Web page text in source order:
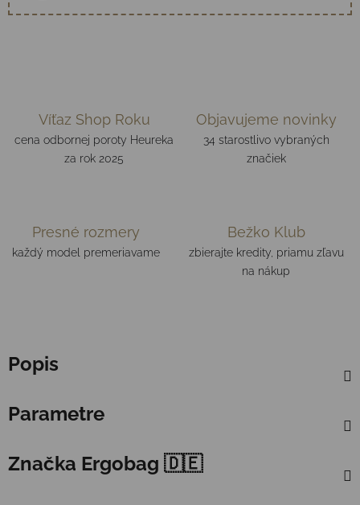
Víťaz Shop Roku
cena odbornej poroty Heureka
za rok 2025
Objavujeme novinky
34 starostlivo vybraných
značiek
Presné rozmery
každý model premeriavame
Bežko Klub
zbierajte kredity, priamu zľavu
na nákup
Popis
Parametre
Značka Ergobag 🇩🇪